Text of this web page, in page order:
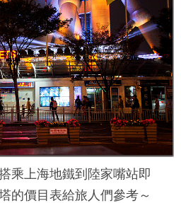
乘上海地鐵到陸家嘴站即
的價目表給旅人們參考～